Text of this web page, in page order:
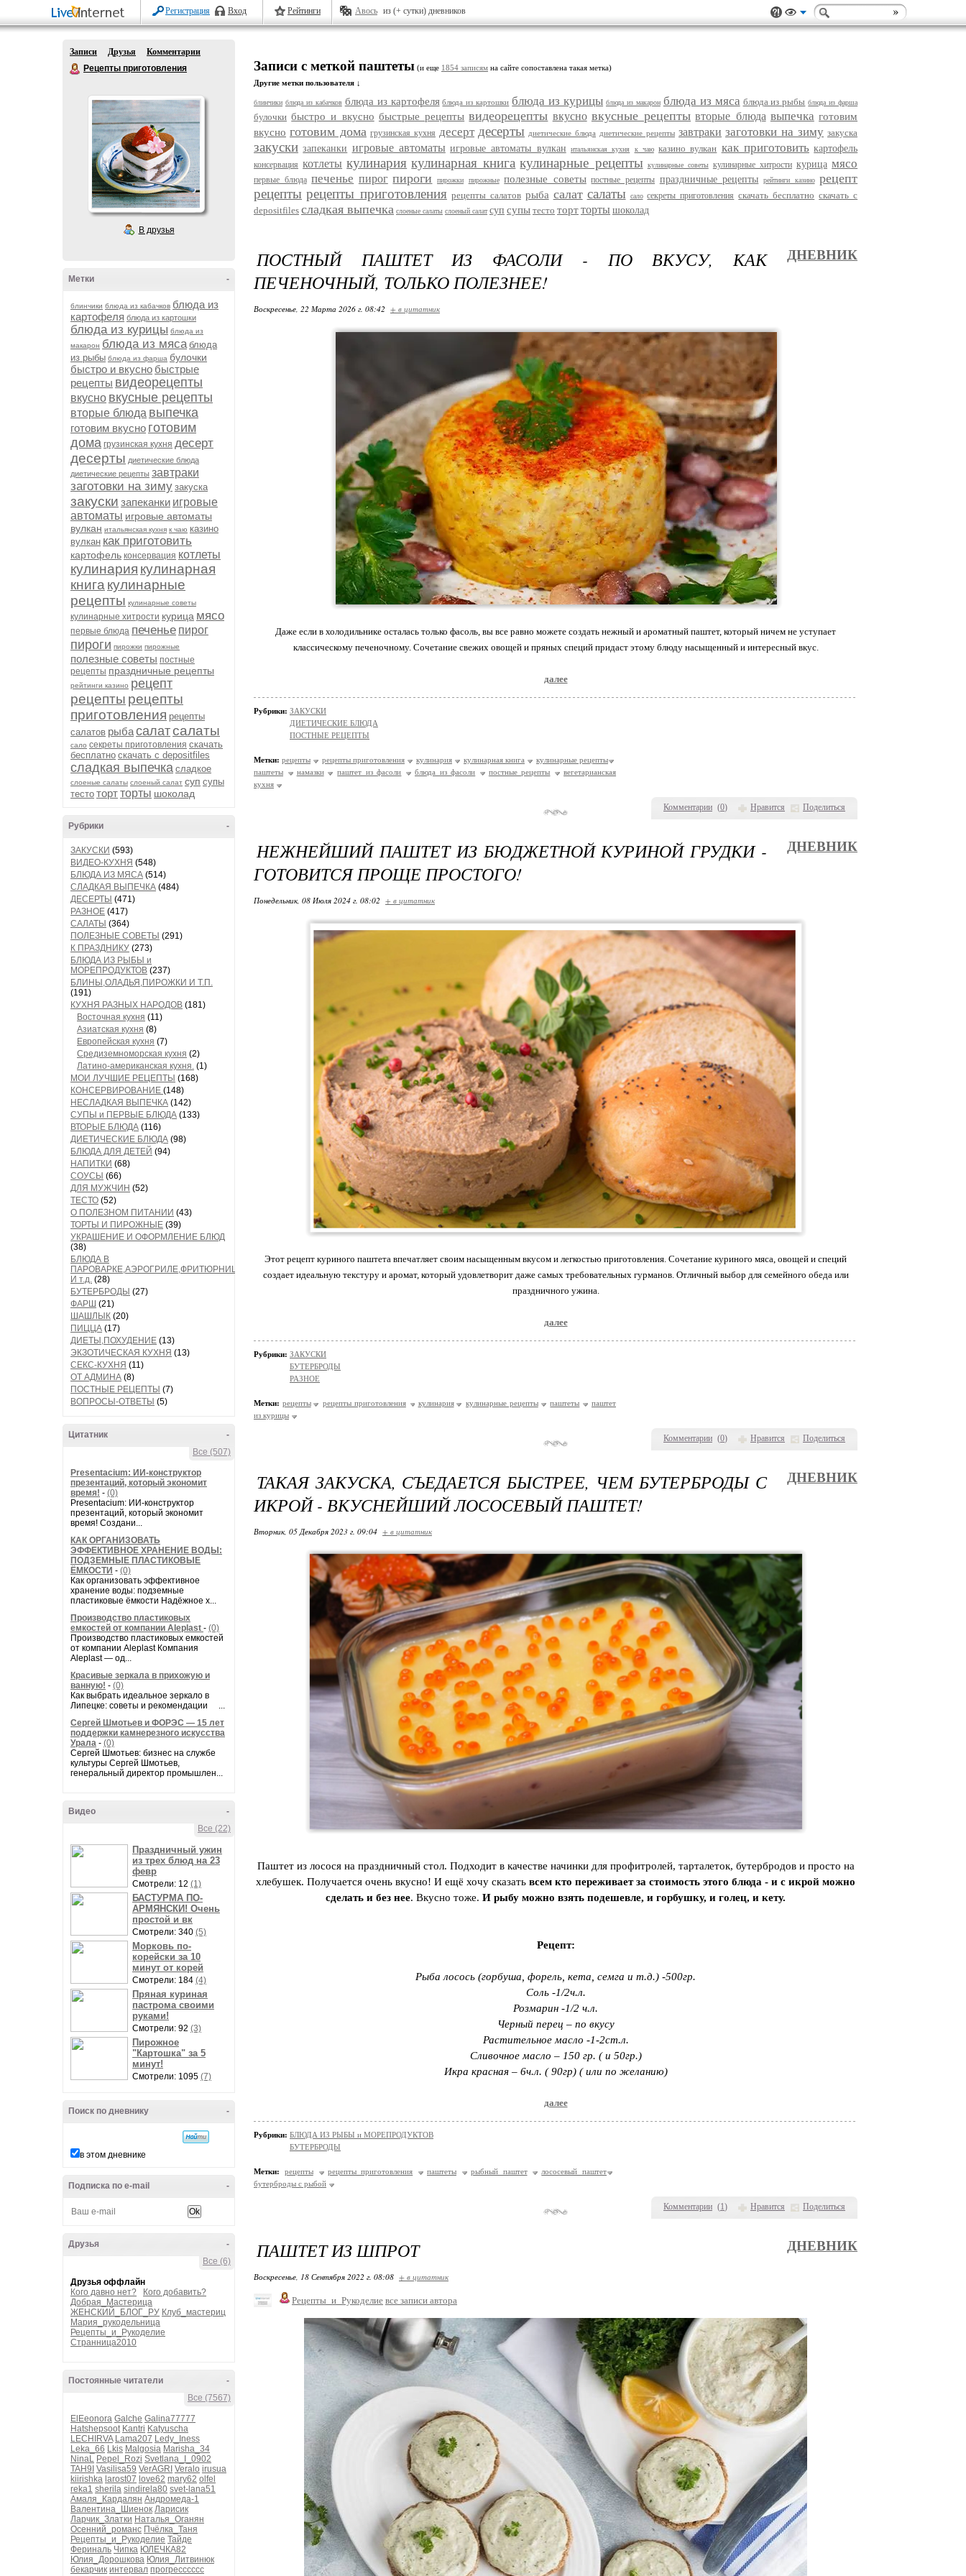
Регистрация Вход Рейтинги Авось из (+ сутки) дневников
Записи Друзья
Комментарии
Рецепты приготовления
В друзья
-
Метки
блинчики блюда из кабачков блюда из
картофеля блюда из картошки
блюда из курицы блюда из
макарон блюда из мяса блюда
из рыбы блюда из фарша булочки
быстро и вкусно быстрые
рецепты видеорецепты
вкусно вкусные рецепты
вторые блюда выпечка
готовим вкусно готовим
дома грузинская кухня десерт
десерты диетические блюда
диетические рецепты завтраки
заготовки на зиму закуска
закуски запеканки игровые
автоматы игровые автоматы
вулкан итальянская кухня к чаю казино
вулкан как приготовить
картофель консервация котлеты
кулинария кулинарная
книга кулинарные
рецепты кулинарные советы
кулинарные хитрости курица мясо
первые блюда печенье пирог
пироги пирожки пирожные
полезные советы постные
рецепты праздничные рецепты
рейтинги казино рецепт
рецепты рецепты
приготовления рецепты
салатов рыбасалатсалаты
сало секреты приготовления скачать
бесплатно скачать с depositfiles
сладкая выпечка сладкое
слоеные салаты слоеный салат суп супы
тесто тортторты шоколад
-
Рубрики
ЗАКУСКИ (593)
ВИДЕО-КУХНЯ (548)
БЛЮДА ИЗ МЯСА (514)
СЛАДКАЯ ВЫПЕЧКА (484)
ДЕСЕРТЫ (471)
РАЗНОЕ (417)
САЛАТЫ (364)
ПОЛЕЗНЫЕ СОВЕТЫ (291)
К ПРАЗДНИКУ (273)
БЛЮДА ИЗ РЫБЫ и
МОРЕПРОДУКТОВ (237)
БЛИНЫ,ОЛАДЬЯ,ПИРОЖКИ И Т.П.
(191)
КУХНЯ РАЗНЫХ НАРОДОВ (181)
Восточная кухня (11)
Азиатская кухня (8)
Европейская кухня (7)
Средиземноморская кухня (2)
Латино-американская кухня. (1)
МОИ ЛУЧШИЕ РЕЦЕПТЫ (168)
КОНСЕРВИРОВАНИЕ (148)
НЕСЛАДКАЯ ВЫПЕЧКА (142)
СУПЫ и ПЕРВЫЕ БЛЮДА (133)
ВТОРЫЕ БЛЮДА (116)
ДИЕТИЧЕСКИЕ БЛЮДА (98)
БЛЮДА ДЛЯ ДЕТЕЙ (94)
НАПИТКИ (68)
СОУСЫ (66)
ДЛЯ МУЖЧИН (52)
ТЕСТО (52)
О ПОЛЕЗНОМ ПИТАНИИ (43)
ТОРТЫ И ПИРОЖНЫЕ (39)
УКРАШЕНИЕ И ОФОРМЛЕНИЕ БЛЮД
(38)
БЛЮДА В
ПАРОВАРКЕ,АЭРОГРИЛЕ,ФРИТЮРНИЦЕ
И т.д. (28)
БУТЕРБРОДЫ (27)
ФАРШ (21)
ШАШЛЫК (20)
ПИЦЦА (17)
ДИЕТЫ,ПОХУДЕНИЕ (13)
ЭКЗОТИЧЕСКАЯ КУХНЯ (13)
СЕКС-КУХНЯ (11)
ОТ АДМИНА (8)
ПОСТНЫЕ РЕЦЕПТЫ (7)
ВОПРОСЫ-ОТВЕТЫ (5)
-
Цитатник
Все (507)
Presentacium: ИИ‑конструктор
презентаций, который экономит
время! - (0)
Presentacium: ИИ‑конструктор
презентаций, который экономит
время! Создани...
КАК ОРГАНИЗОВАТЬ
ЭФФЕКТИВНОЕ ХРАНЕНИЕ ВОДЫ:
ПОДЗЕМНЫЕ ПЛАСТИКОВЫЕ
ЁМКОСТИ - (0)
Как организовать эффективное
хранение воды: подземные
пластиковые ёмкости Надёжное х...
Производство пластиковых
емкостей от компании Aleplast - (0)
Производство пластиковых емкостей
от компании Aleplast Компания
Aleplast — од...
Красивые зеркала в прихожую и
ванную! - (0)
Как выбрать идеальное зеркало в
Липецке: советы и рекомендации ...
Сергей Шмотьев и ФОРЭС — 15 лет
поддержки камнерезного искусства
Урала - (0)
Сергей Шмотьев: бизнес на службе
культуры Сергей Шмотьев,
генеральный директор промышлен...
-
Видео
Все (22)
Праздничный ужин
из трех блюд на 23
февр
Смотрели: 12 (1)
БАСТУРМА ПО-
АРМЯНСКИ! Очень
простой и вк
Смотрели: 340 (5)
Морковь по-
корейски за 10
минут от корей
Смотрели: 184 (4)
Пряная куриная
пастрома своими
руками!
Смотрели: 92 (3)
Пирожное
"Картошка" за 5
минут!
Смотрели: 1095 (7)
-
Поиск по дневнику
в этом дневнике
-
Подписка по e-mail
-
Друзья
Все (6)
Друзья оффлайн
Кого давно нет?
Кого добавить?
Добрая_Мастерица
ЖЕНСКИЙ_БЛОГ_РУ Клуб_мастериц
Мария_рукодельница
Рецепты_и_Рукоделие
Странница2010
-
Постоянные читатели
Все (7567)
ElEeonora Galche Galina77777
Hatshepsoot Kantri Katyuscha
LECHIRVA Lama207 Ledy_Iness
Leka_66 Lkis Malgosia Marisha_34
NinaL Pepel_Rozi Svetlana_I_0902
TAH9I Vasilisa59 VerAGRI Veralo irusua
kiirishka larost07 love62 mary62 olfel
reka1 sherila sindirela80 svet-lana51
Амаля_Кардалян Андромеда-1
Валентина_Шиенок Ларисик
Ларчик_Златки Наталья_Оганян
Осенний_романс Пчёлка_Таня
Рецепты_и_Рукоделие Тайде
Фериналь Чипка ЮЛЕЧКА82
Юлия_Дорошкова Юлия_Литвинюк
бекарчик интервал прогресссссс
Записи с меткой паштеты (и еще 1854 записям на сайте сопоставлена такая метка)
Другие метки пользователя ↓
блинчики блюда из кабачков блюда из картофеля блюда из картошки блюда из курицы блюда из макарон блюда из мяса блюда из рыбы блюда из фарша
булочки быстро и вкусно быстрые рецепты видеорецепты вкусно вкусные рецепты вторые блюда выпечка готовим
вкусно готовим дома грузинская кухня десерт десерты диетические блюда диетические рецепты завтраки заготовки на зиму закуска
закуски запеканки игровые автоматы игровые автоматы вулкан итальянская кухня к чаю казино вулкан как приготовить картофель
консервация котлеты кулинария кулинарная книга кулинарные рецепты кулинарные советы кулинарные хитрости курица мясо
первые блюда печенье пирог пироги пирожки пирожные полезные советы постные рецепты праздничные рецепты рейтинги казино рецепт
рецепты рецепты приготовления рецепты салатов рыба салат салаты сало секреты приготовления скачать бесплатно скачать с
depositfiles сладкая выпечка слоеные салаты слоеный салат суп супы тесто тортторты шоколад
Комментарии (0) Нравится Поделиться
ПОСТНЫЙ ПАШТЕТ ИЗ ФАСОЛИ - ПО ВКУСУ, КАК
ПЕЧЕНОЧНЫЙ, ТОЛЬКО ПОЛЕЗНЕЕ!
ДНЕВНИК
Воскресенье, 22 Марта 2026 г. 08:42 + в цитатник
Даже если в холодильнике осталась только фасоль, вы все равно можете создать нежный и ароматный паштет, который ничем не уступает
классическому печеночному. Сочетание свежих овощей и пряных специй придаст этому блюду насыщенный и интересный вкус.
далее
Рубрики: ЗАКУСКИ
ДИЕТИЧЕСКИЕ БЛЮДА
ПОСТНЫЕ РЕЦЕПТЫ
Метки: рецепты рецепты приготовления кулинария кулинарная книга
кулинарные рецепты
паштеты
намазки паштет из фасоли блюда из фасоли постные рецепты
вегетарианская
кухня
Комментарии (0) Нравится Поделиться
НЕЖНЕЙШИЙ ПАШТЕТ ИЗ БЮДЖЕТНОЙ КУРИНОЙ ГРУДКИ -
ГОТОВИТСЯ ПРОЩЕ ПРОСТОГО!
ДНЕВНИК
Понедельник, 08 Июля 2024 г. 08:02 + в цитатник
Этот рецепт куриного паштета впечатляет своим насыщенным вкусом и легкостью приготовления. Сочетание куриного мяса, овощей и специй
создает идеальную текстуру и аромат, который удовлетворит даже самых требовательных гурманов. Отличный выбор для семейного обеда или
праздничного ужина.
далее
Рубрики: ЗАКУСКИ
БУТЕРБРОДЫ
РАЗНОЕ
Метки: рецепты рецепты приготовления кулинария кулинарные рецепты паштеты
паштет
из курицы
Комментарии (1) Нравится Поделиться
ТАКАЯ ЗАКУСКА, СЪЕДАЕТСЯ БЫСТРЕЕ, ЧЕМ БУТЕРБРОДЫ С
ИКРОЙ - ВКУСНЕЙШИЙ ЛОСОСЕВЫЙ ПАШТЕТ!
ДНЕВНИК
Вторник, 05 Декабря 2023 г. 09:04 + в цитатник
Паштет из лосося на праздничный стол. Подходит в качестве начинки для профитролей, тарталеток, бутербродов и просто на
хлебушек. Получается очень вкусно! И ещё хочу сказать всем кто переживает за стоимость этого блюда - и с икрой можно
сделать и без нее. Вкусно тоже. И рыбу можно взять подешевле, и горбушку, и голец, и кету.
Рецепт:
Рыба лосось (горбуша, форель, кета, семга и т.д.) -500гр.
Соль -1/2ч.л.
Розмарин -1/2 ч.л.
Черный перец – по вкусу
Растительное масло -1-2ст.л.
Сливочное масло – 150 гр. ( и 50гр.)
Икра красная – 6ч.л. ( 90гр) ( или по желанию)
далее
Рубрики: БЛЮДА ИЗ РЫБЫ и МОРЕПРОДУКТОВ
БУТЕРБРОДЫ
Метки: рецепты рецепты приготовления паштеты рыбный паштет
лососевый паштет
бутерброды с рыбой
ПАШТЕТ ИЗ ШПРОТ ДНЕВНИК
Воскресенье, 18 Сентября 2022 г. 08:08 + в цитатник
Рецепты_и_Рукоделие все записи автора